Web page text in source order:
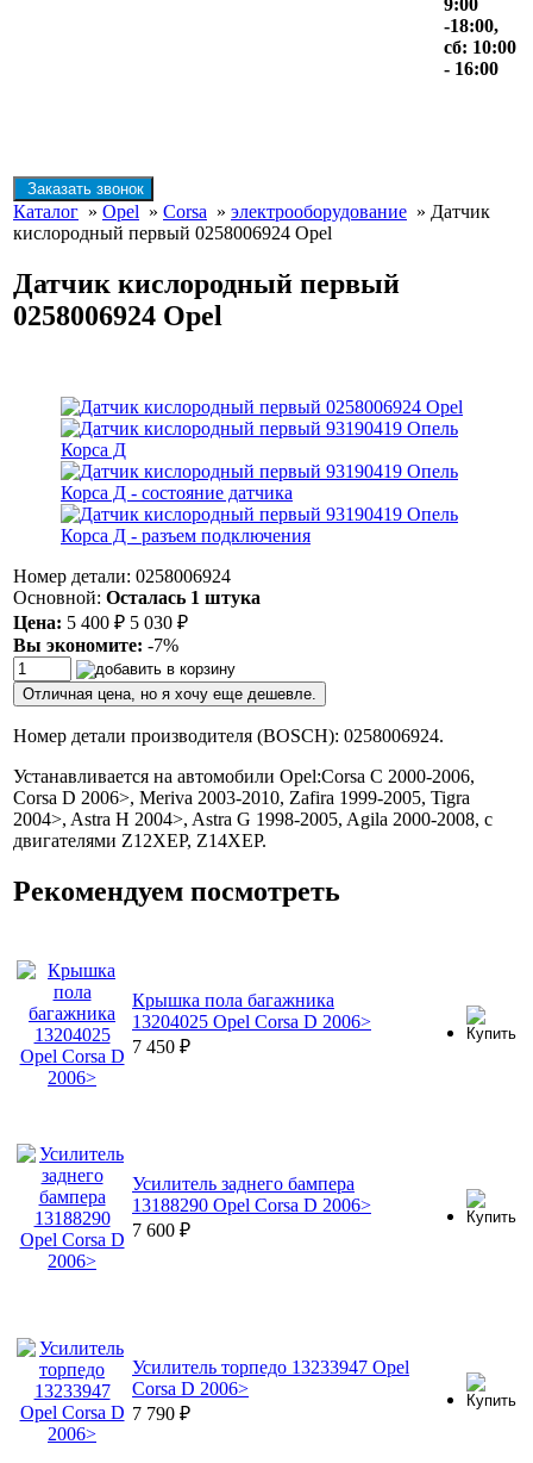
9:00
-18:00,
сб: 10:00
- 16:00
Заказать звонок
Каталог » Opel » Corsa » электрооборудование » Датчик
кислородный первый 0258006924 Opel
Датчик кислородный первый
0258006924 Opel
Номер детали: 0258006924
Основной: Осталась 1 штука
Цена: 5 400 ₽ 5 030 ₽
Вы экономите: -7%
Отличная цена, но я хочу еще дешевле.
Номер детали производителя (BOSCH): 0258006924.
Устанавливается на автомобили Opel:Corsa C 2000-2006,
Corsa D 2006>, Meriva 2003-2010, Zafira 1999-2005, Tigra
2004>, Astra H 2004>, Astra G 1998-2005, Agila 2000-2008, с
двигателями Z12XEP, Z14XEP.
Рекомендуем посмотреть
Крышка пола багажника
13204025 Opel Corsa D 2006>
7 450 ₽
Усилитель заднего бампера
13188290 Opel Corsa D 2006>
7 600 ₽
Усилитель торпедо 13233947 Opel
Corsa D 2006>
7 790 ₽